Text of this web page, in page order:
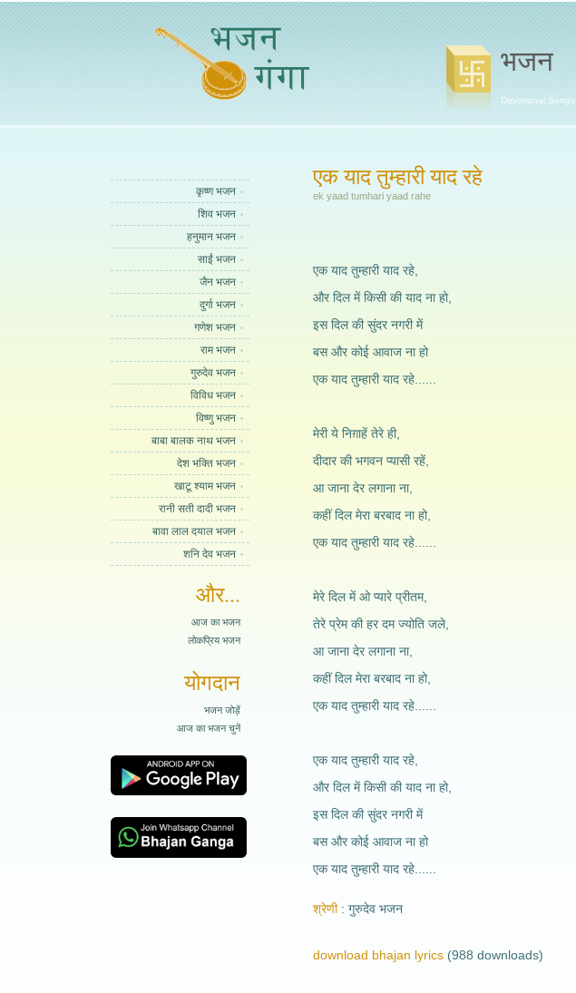
भजन
Devotional Songs
कृष्ण भजन
शिव भजन
हनुमान भजन
साईं भजन
जैन भजन
दुर्गा भजन
गणेश भजन
राम भजन
गुरुदेव भजन
विविध भजन
विष्णु भजन
बाबा बालक नाथ भजन
देश भक्ति भजन
खाटू श्याम भजन
रानी सती दादी भजन
बावा लाल दयाल भजन
शनि देव भजन
और...
आज का भजन
लोकप्रिय भजन
योगदान
भजन जोड़ें
आज का भजन चुनें
एक याद तुम्हारी याद रहे
ek yaad tumhari yaad rahe
एक याद तुम्हारी याद रहे,
और दिल में किसी की याद ना हो,
इस दिल की सुंदर नगरी में
बस और कोई आवाज ना हो
एक याद तुम्हारी याद रहे......
मेरी ये निग़ाहें तेरे ही,
दीदार की भगवन प्यासी रहें,
आ जाना देर लगाना ना,
कहीं दिल मेरा बरबाद ना हो,
एक याद तुम्हारी याद रहे......
मेरे दिल में ओ प्यारे प्रीतम,
तेरे प्रेम की हर दम ज्योति जले,
आ जाना देर लगाना ना,
कहीं दिल मेरा बरबाद ना हो,
एक याद तुम्हारी याद रहे......
एक याद तुम्हारी याद रहे,
और दिल में किसी की याद ना हो,
इस दिल की सुंदर नगरी में
बस और कोई आवाज ना हो
एक याद तुम्हारी याद रहे......
श्रेणी गुरुदेव भजन
download bhajan lyrics (988 downloads)